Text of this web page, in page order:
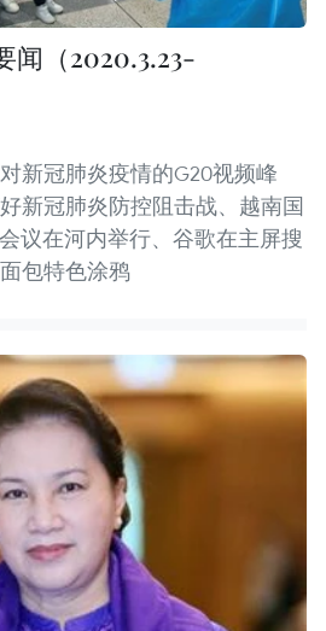
闻（2020.3.23-
新冠肺炎疫情的G20视频峰
新冠肺炎防控阻击战、越南国
议在河内举行、谷歌在主屏搜
包特色涂鸦